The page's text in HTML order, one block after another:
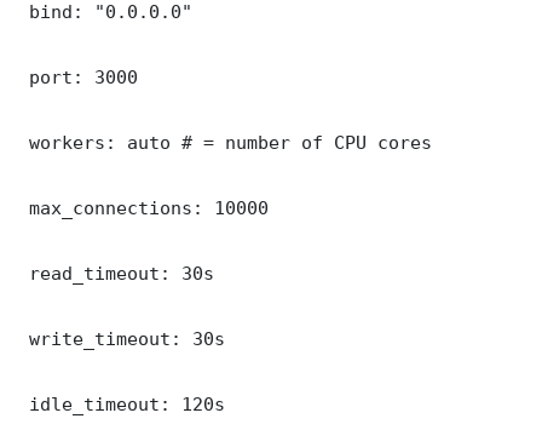
bind: "0.0.0.0"
port: 3000
workers: auto # = number of CPU cores
max_connections: 10000
read_timeout: 30s
write_timeout: 30s
idle_timeout: 120s